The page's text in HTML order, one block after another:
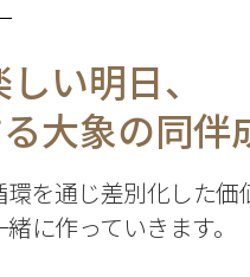
い明日、
大象の同伴
を通じ差別化した価
に作っていきます。